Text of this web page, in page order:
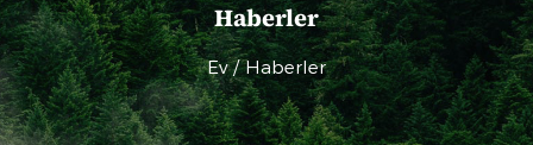
Haberler
Ev/Haberler